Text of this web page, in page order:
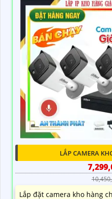
LẮP CAMERA
Lắp đặt camera kho hàng